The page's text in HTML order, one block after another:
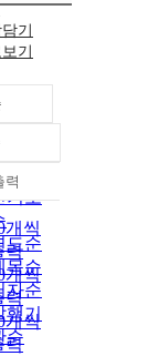
기
기
확도
기도
도순
목순
자순
행기
순
림차순
력
개씩
력
개씩
력
개씩
력